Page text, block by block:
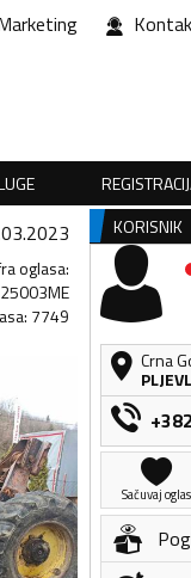
oglasa:
: 7749
KORISNIK
Crna
Sačuvaj oglas